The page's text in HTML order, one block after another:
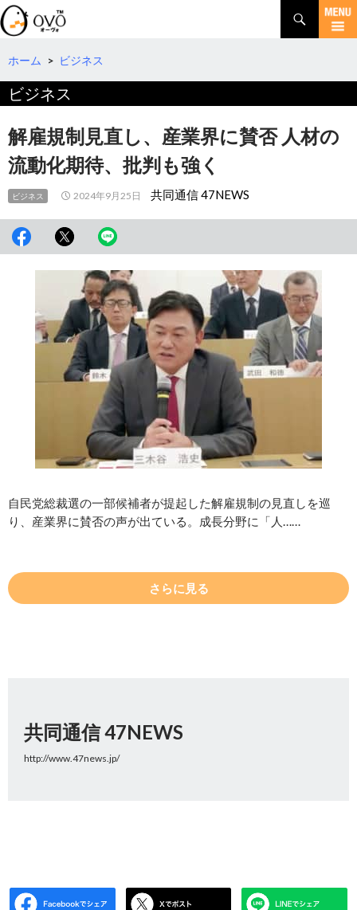
検
索
コ
テ
へ
動
ホーム > ビジネス
ビジネス
解雇規制見直し、産業界に賛否 人材の
流動化期待、批判も強く
ビジネス 2024年9月25日 共同通信 47NEWS
自民党総裁選の一部候補者が提起した解雇規制の見直しを巡
り、産業界に賛否の声が出ている。成長分野に「人……
さらに見る
共同通信 47NEWS
http://www.47news.jp/